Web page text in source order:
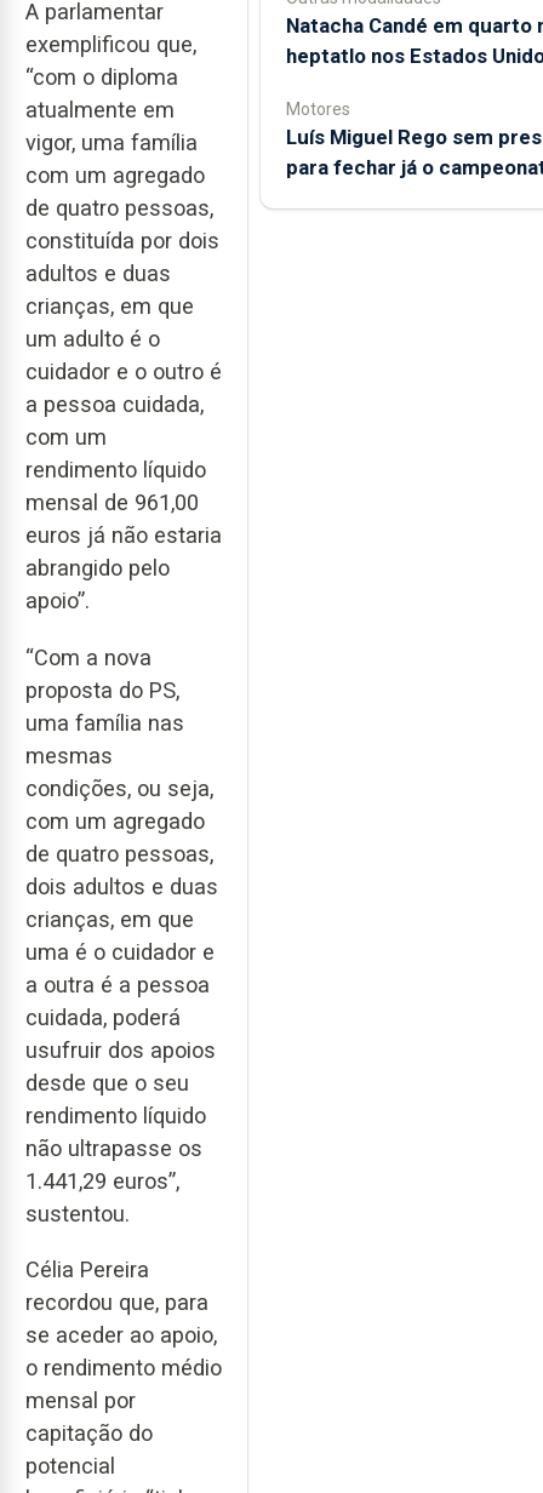
A parlamentar
exemplificou que,
“com o diploma
atualmente em
vigor, uma família
com um agregado
de quatro pessoas,
constituída por dois
adultos e duas
crianças, em que
um adulto é o
cuidador e o outro é
a pessoa cuidada,
com um
rendimento líquido
mensal de 961,00
euros já não estaria
abrangido pelo
apoio”.
“Com a nova
proposta do PS,
uma família nas
mesmas
condições, ou seja,
com um agregado
de quatro pessoas,
dois adultos e duas
crianças, em que
uma é o cuidador e
a outra é a pessoa
cuidada, poderá
usufruir dos apoios
desde que o seu
rendimento líquido
não ultrapasse os
1.441,29 euros”,
sustentou.
Célia Pereira
recordou que, para
se aceder ao apoio,
o rendimento médio
mensal por
capitação do
potencial
Natacha Candé em quarto
heptatlo nos Estados
Motores
Luís Miguel Rego sem
para fechar já o